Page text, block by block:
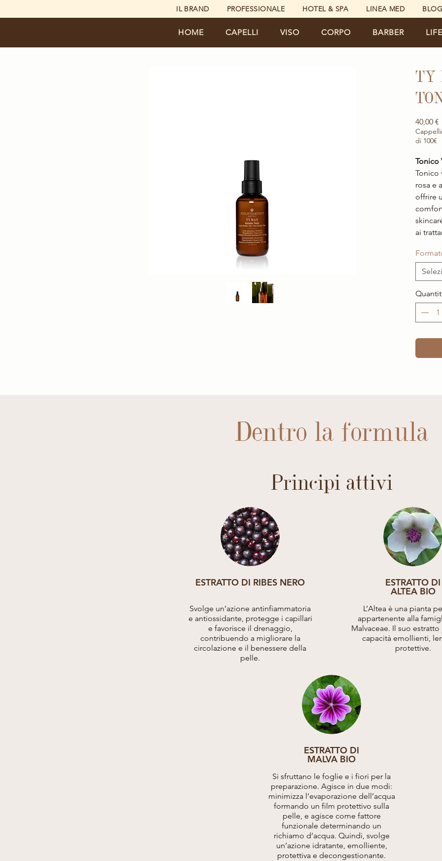
IL BRAND PROFESSIONALE HOTEL & SPA LINEA MED BLOG
HOME CAPELLI VISO CORPO BARBER
TY
40,00 €
di 100€
Tonico
Tonico
rosa e
offrire
ai
Dentro la formula
Principi attivi
ESTRATTO DI RIBES NERO
Svolge un’azione antinfiammatoria
e antiossidante, protegge i capillari
e favorisce il drenaggio,
contribuendo a migliorare la
circolazione e il benessere della
pelle.
ESTRATTO DI
ALTEA BIO
L’Altea è una pianta
appartenente alla
Malvaceae. Il suo
capacità emollienti,
protettive.
ESTRATTO DI
MALVA BIO
Si sfruttano le foglie e i fiori per la
preparazione. Agisce in due modi:
minimizza l’evaporazione dell’acqua
formando un film protettivo sulla
pelle, e agisce come fattore
funzionale determinando un
richiamo d’acqua. Quindi, svolge
un’azione idratante, emolliente,
protettiva e decongestionante.